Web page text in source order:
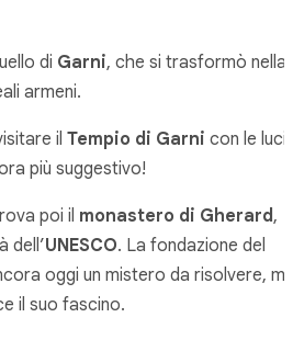
di Garni, che si trasformò nella
armeni.
il Tempio di Garni con le luci
più suggestivo!
poi il monastero di Gherard,
dell’UNESCO. La fondazione del
oggi un mistero da risolvere,
il suo fascino.